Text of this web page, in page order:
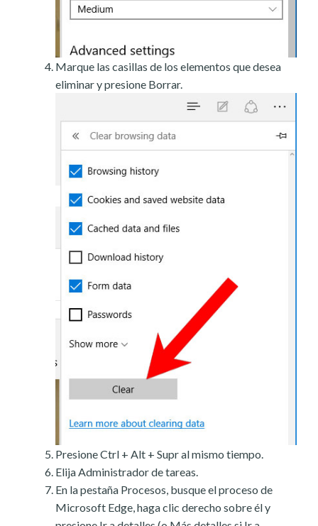
Marque las casillas de los elementos que desea
eliminar y presione Borrar.
Presione Ctrl + Alt + Supr al mismo tiempo.
Elija Administrador de tareas.
En la pestaña Procesos, busque el proceso de
Microsoft Edge, haga clic derecho sobre él y